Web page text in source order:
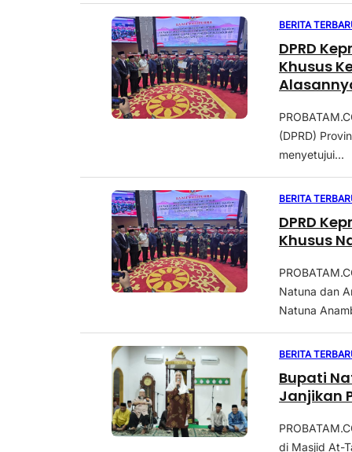
BERITA
DPRD
Khusus
(DPRD)
menyetujui...
BERITA
DPRD
Khusus
Natuna dan
Natuna
BERITA
Bupati
Janjikan
di Masjid At-